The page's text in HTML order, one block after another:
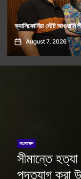
ফ্যাসিবাদমুক্ত
আমীরের হুঁশিয়ারি
August 5,
বাংলাদেশ
সীমান্তে হত্যা
পদত্যাগ করা